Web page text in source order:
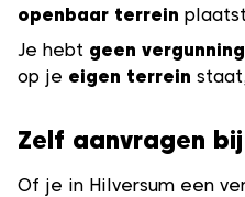
openbaar terrein
Je hebt geen
op je eigen terrein
Zelf aanvragen
Of je in Hilversum een